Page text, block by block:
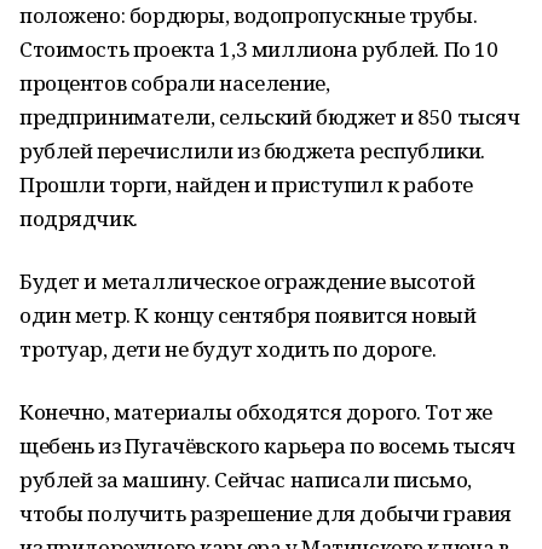
положено: бордюры, водопропускные трубы.
Стоимость проекта 1,3 миллиона рублей. По 10
процентов собрали население,
предприниматели, сельский бюджет и 850 тысяч
рублей перечислили из бюджета республики.
Прошли торги, найден и приступил к работе
подрядчик.
Будет и металлическое ограждение высотой
один метр. К концу сентября появится новый
тротуар, дети не будут ходить по дороге.
Конечно, материалы обходятся дорого. Тот же
щебень из Пугачёвского карьера по восемь тысяч
рублей за машину. Сейчас написали письмо,
чтобы получить разрешение для добычи гравия